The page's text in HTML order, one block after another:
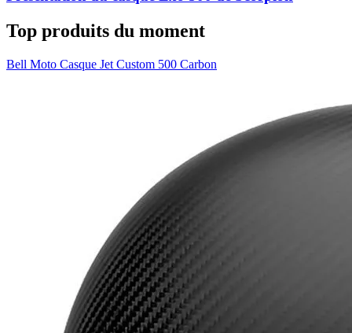
Top produits du moment
Bell Moto Casque Jet Custom 500 Carbon